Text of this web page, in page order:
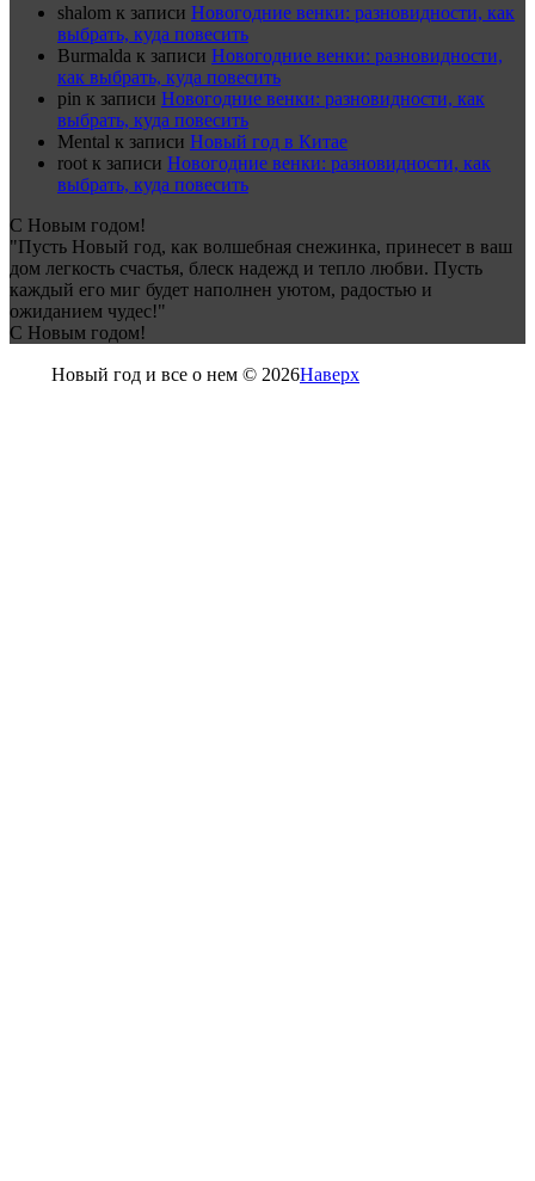
shalom к записи Новогодние венки: разновидности, как
выбрать, куда повесить
Burmalda к записи Новогодние венки: разновидности,
как выбрать, куда повесить
pin к записи Новогодние венки: разновидности, как
выбрать, куда повесить
Mental к записи Новый год в Китае
root к записи Новогодние венки: разновидности, как
выбрать, куда повесить
С Новым годом!
"Пусть Новый год, как волшебная снежинка, принесет в ваш
дом легкость счастья, блеск надежд и тепло любви. Пусть
каждый его миг будет наполнен уютом, радостью и
ожиданием чудес!"
С Новым годом!
Новый год и все о нем © 2026Наверх